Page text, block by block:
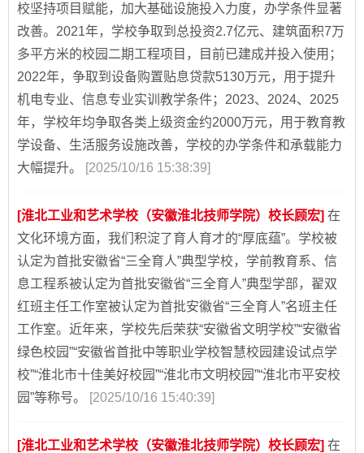
校坚持项目赋能，加大基础设施投入力度，办学条件显著
改善。2021年，学校争取到总投资2.7亿元、建筑面积7万
多平方米的校园二期工程项目，目前已建成并投入使用；
2022年，争取到设备购置贴息贷款5130万元，用于提升
机电专业、信息专业实训教学条件；2023、2024、2025
年，学校年均争取各类上级资金约2000万元，用于教育教
学设备、生活服务设施改善，学校的办学条件和承载能力
大幅提升。
[2025/10/16 15:38:39]
[淮北工业和艺术学校（安徽淮北技师学院）校长顾宏] 在
文化环境方面，我们积淀了育人育才的“厚底蕴”。学校被
认定为首批安徽省“三全育人”典型学校，学前教育系、信
息工程系被认定为首批安徽省“三全育人”典型学部，翟双
红班主任工作室被认定为首批安徽省“三全育人”名班主任
工作室。近年来，学校先后荣获“安徽省文明学校”“安徽省
绿色校园”“安徽省首批中等职业学校智慧校园建设试点学
校”“淮北市十佳美好校园”“淮北市文明校园”“淮北市平安校
园”等称号。
[2025/10/16 15:40:39]
[淮北工业和艺术学校（安徽淮北技师学院）校长顾宏] 在